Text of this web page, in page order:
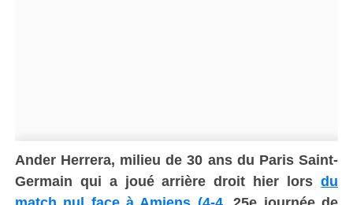
Ander Herrera, milieu de 30 ans du Paris Saint-
Germain qui a joué arrière droit hier lorsdu